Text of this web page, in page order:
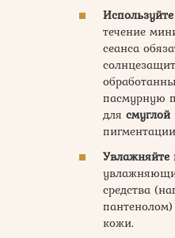
течение
сеанса
пасмурную
для смуглой
Увлажняйте
средства
кожи.